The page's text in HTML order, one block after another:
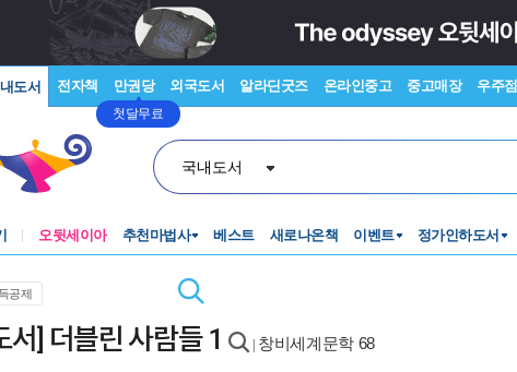
도서 전자책 만권당
첫달무료
외국도서 알라딘굿즈 온라인중고 중고매장 우주점
국내도서
오뒷세이아 추천마법사 베스트 새로나온책 이벤트 정가인하도서
공제
서] 더블린 사람들 1 창비세계문학 68